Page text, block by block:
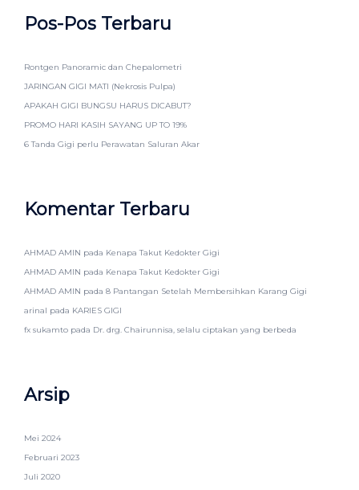
Pos-Pos Terbaru
Rontgen Panoramic dan Chepalometri
JARINGAN GIGI MATI (Nekrosis Pulpa)
APAKAH GIGI BUNGSU HARUS DICABUT?
PROMO HARI KASIH SAYANG UP TO 19%
6 Tanda Gigi perlu Perawatan Saluran Akar
Komentar Terbaru
AHMAD AMIN pada Kenapa Takut Kedokter Gigi
AHMAD AMIN pada Kenapa Takut Kedokter Gigi
AHMAD AMIN pada 8 Pantangan Setelah Membersihkan Karang Gigi
arinal pada KARIES GIGI
fx sukamto pada Dr. drg. Chairunnisa, selalu ciptakan yang berbeda
Arsip
Mei 2024
Februari 2023
Juli 2020